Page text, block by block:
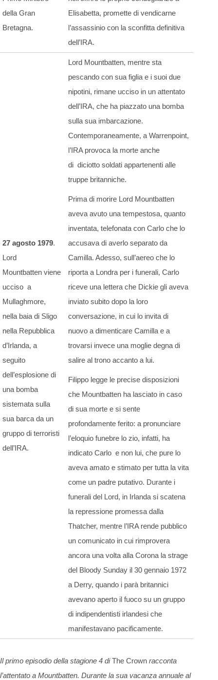
della Gran
Bretagna.
Elisabetta, promette di vendicarne
l’assassinio con la sconfitta definitiva
dell’IRA.
27 agosto 1979.
Lord
Mountbatten viene
ucciso a
Mullaghmore,
nella baia di Sligo
nella Repubblica
d’Irlanda, a
seguito
dell’esplosione di
una bomba
sistemata sulla
sua barca da un
gruppo di terroristi
dell’IRA.
Lord Mountbatten, mentre sta
pescando con sua figlia e i suoi due
nipotini, rimane ucciso in un attentato
dell’IRA, che ha piazzato una bomba
sulla sua imbarcazione.
Contemporaneamente, a Warrenpoint,
l’IRA provoca la morte anche
di diciotto soldati appartenenti alle
truppe britanniche.
Prima di morire Lord Mountbatten
aveva avuto una tempestosa, quanto
inventata, telefonata con Carlo che lo
accusava di averlo separato da
Camilla. Adesso, sull’aereo che lo
riporta a Londra per i funerali, Carlo
riceve una lettera che Dickie gli aveva
inviato subito dopo la loro
conversazione, in cui lo invita di
nuovo a dimenticare Camilla e a
trovarsi invece una moglie degna di
salire al trono accanto a lui.
Filippo legge le precise disposizioni
che Mountbatten ha lasciato in caso
di sua morte e si sente
profondamente ferito: a pronunciare
l’eloquio funebre lo zio, infatti, ha
indicato Carlo e non lui, che pure lo
aveva amato e stimato per tutta la vita
come un padre putativo. Durante i
funerali del Lord, in Irlanda si scatena
la repressione promessa dalla
Thatcher, mentre l’IRA rende pubblico
un comunicato in cui rimprovera
ancora una volta alla Corona la strage
del Bloody Sunday il 30 gennaio 1972
a Derry, quando i parà britannici
avevano aperto il fuoco su un gruppo
di indipendentisti irlandesi che
manifestavano pacificamente.
Il primo episodio della stagione 4 diThe Crown racconta
l’attentato a Mountbatten. Durante la sua vacanza annuale al